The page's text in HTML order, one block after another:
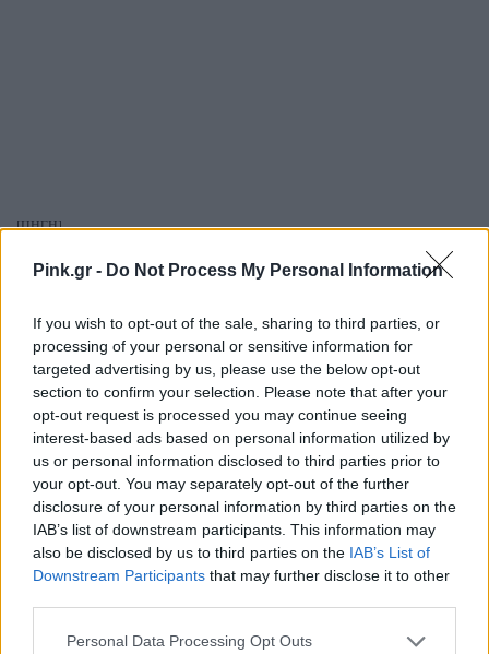
Pink.gr - Do Not Process My Personal Information
If you wish to opt-out of the sale, sharing to third parties, or
processing of your personal or sensitive information for
targeted advertising by us, please use the below opt-out
section to confirm your selection. Please note that after your
opt-out request is processed you may continue seeing
interest-based ads based on personal information utilized by
us or personal information disclosed to third parties prior to
your opt-out. You may separately opt-out of the further
disclosure of your personal information by third parties on the
IAB’s list of downstream participants. This information may
also be disclosed by us to third parties on the IAB’s List of
Downstream Participants that may further disclose it to other
Personal Data Processing Opt Outs
[ΠΗΓΗ]